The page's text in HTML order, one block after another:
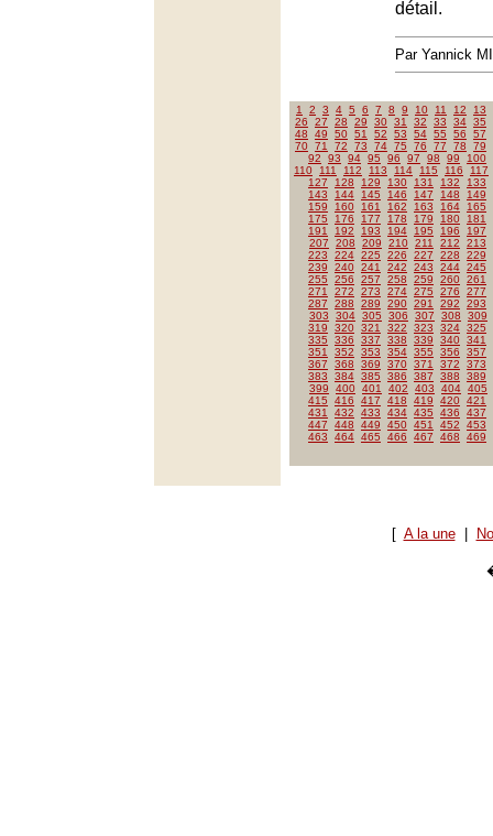
détail.
Par Yannick
1 2 3 4 5 6 7 8 9 10 11 12
13
26
27 28 29 30 31 32 33 34 35
48
49 50 51 52 53 54 55 56
57
70 71 72 73 74 75 76 77 78
79
92
93 94 95 96 97 98 99
100
110
111 112 113 114 115 116
117
127
128 129 130 131 132
133
143
144 145 146 147 148
149
159
160 161 162 163 164
165
175
176 177 178 179 180
181
191
192 193 194 195 196
197
207
208 209 210 211 212
213
223
224 225 226 227 228
229
239
240 241 242 243 244 245
255
256 257 258 259 260 261
271
272 273 274 275 276
277
287
288 289 290 291 292
293
303
304 305 306 307 308
309
319
320 321 322 323 324 325
335
336 337 338 339 340 341
351
352 353 354 355 356
357
367
368 369 370 371 372
373
383
384 385 386 387 388
389
399
400 401 402 403 404 405
415
416 417 418 419 420 421
431
432 433 434 435 436
437
447
448 449 450 451 452
453
463
464 465 466 467 468 469
[ A la une|